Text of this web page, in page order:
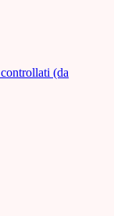
(da